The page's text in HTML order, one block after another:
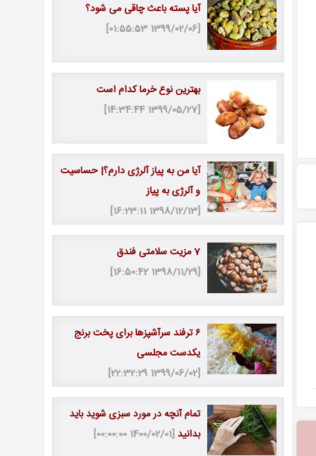
آیا پسته باعث چاقی می شود؟
[1399/02/06 01:55:53]
بهترین نوع خرما کدام است
[1399/05/27 14:34:44]
آیا من به پیاز آلرژی دارم؟| حساسیت
و آلرژی به پیاز
[1398/12/13 16:23:11]
7 مزیت سلامتی فندق
[1398/11/29 16:50:42]
۶ ترفند سرآشپزها برای پخت برنج
یکدست مجلسی
[1399/06/02 22:32:29]
تمام آنچه در مورد سبزی شوید باید
بدانید[1400/02/01 00:00:00]